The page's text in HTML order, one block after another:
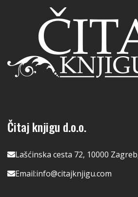
Čitaj knjigu d.o.o.
Lašćinska cesta 72, 10000
Email:info@citajknjigu.com